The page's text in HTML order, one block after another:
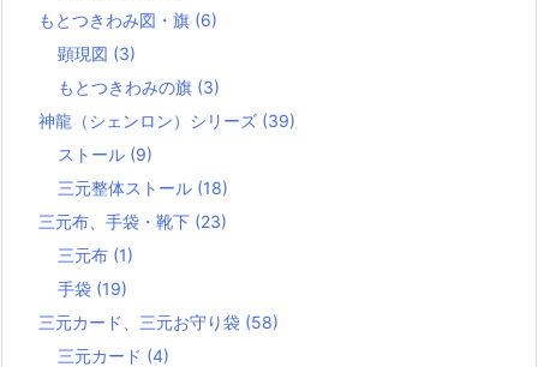
もとつきわみ図・旗 (6)
顕現図 (3)
もとつきわみの旗 (3)
神龍（シェンロン）シリーズ (39)
ストール (9)
三元整体ストール (18)
三元布、手袋・靴下 (23)
三元布 (1)
手袋 (19)
三元カード、三元お守り袋 (58)
三元カード (4)